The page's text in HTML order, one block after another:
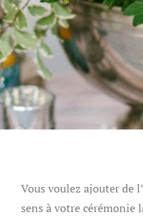
Vous voulez ajouter de
sens à votre cérémonie